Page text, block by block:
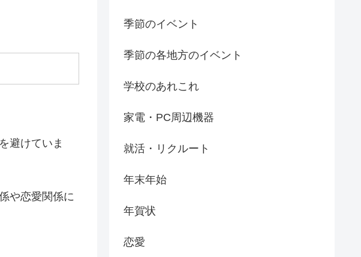
避けていま
や恋愛関係に
季節のイベント
季節の各地方のイベント
学校のあれこれ
家電・PC周辺機器
就活・リクルート
年末年始
年賀状
恋愛